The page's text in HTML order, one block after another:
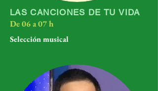
LAS CANCIONES DE TU VIDA
De 06 a 07 h
Selección musical